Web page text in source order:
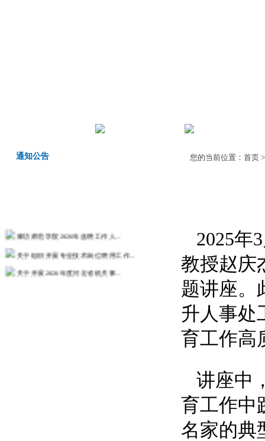
通知公告
廊坊师范学院2026年选聘工作人...
关于组织开展专业技术岗位聘用工作...
关于开展2026年度河北省机关事...
您的当前位置： 首页
2025年
教授赵庆
题讲座。
升人事处
育工作高
讲座中
育工作中
名家的典